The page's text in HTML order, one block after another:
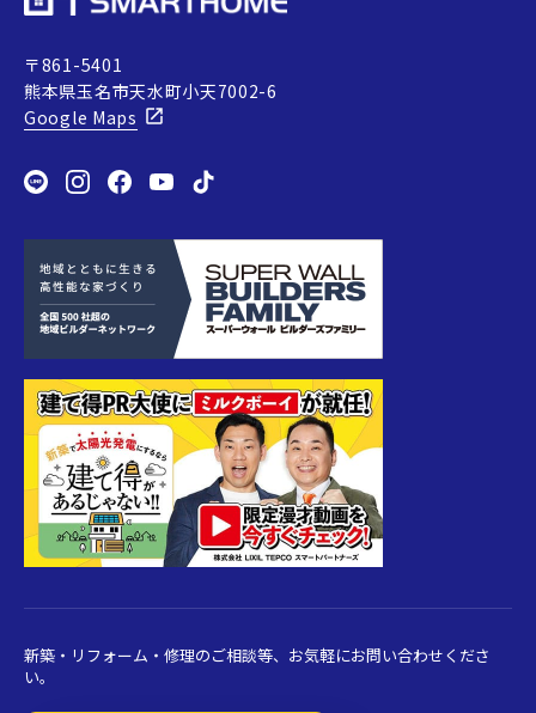
〒861-5401
熊本県玉名市天水町小天7002-6
Google Maps
新築・リフォーム・修理のご相談等、お気軽にお問い合わせくださ
い。